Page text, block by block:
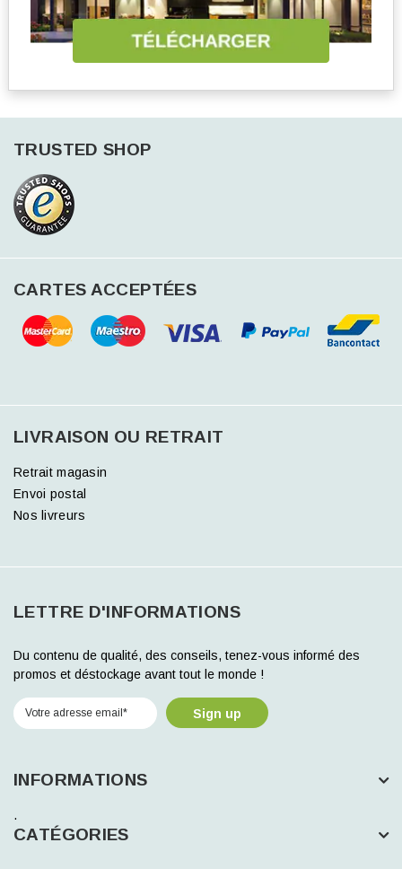
TRUSTED SHOP
CARTES ACCEPTÉES
LIVRAISON OU RETRAIT
Retrait magasin
Envoi postal
Nos livreurs
LETTRE D'INFORMATIONS
Du contenu de qualité, des conseils, tenez-vous informé des
promos et déstockage avant tout le monde !
Sign up
INFORMATIONS
.
CATÉGORIES